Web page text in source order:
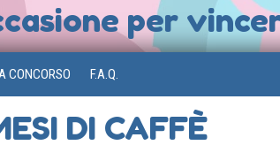
per
CONCORSO F.A.Q.
DI CAFFÈ